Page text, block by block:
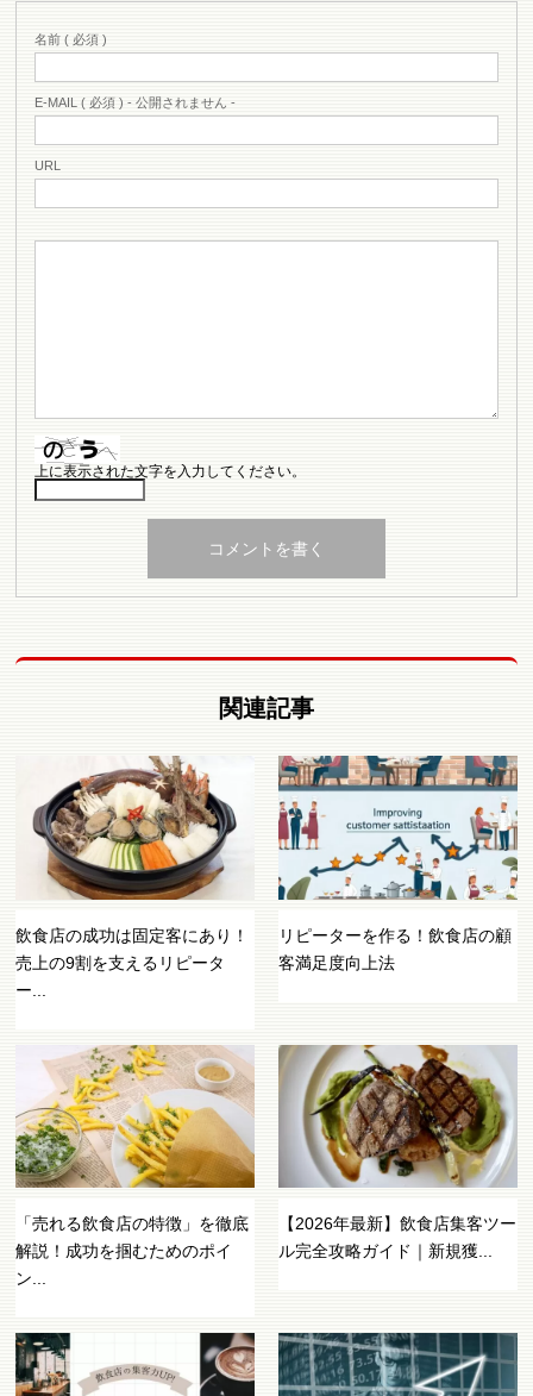
名前 ( 必須 )
E-MAIL ( 必須 ) - 公開されません -
URL
上に表示された文字を入力してください。
関連記事
飲食店の成功は固定客にあり！
売上の9割を支えるリピータ
ー...
リピーターを作る！飲食店の顧
客満足度向上法
「売れる飲食店の特徴」を徹底
解説！成功を掴むためのポイ
ン...
【2026年最新】飲食店集客ツー
ル完全攻略ガイド｜新規獲...